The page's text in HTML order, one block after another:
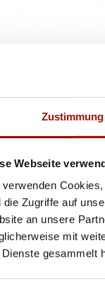
Zustimmung
Webseite
verwenden
die Zugriffe auf
an unsere
mit
gesammelt
bestellbar
Alle Angaben zu
gelieferten